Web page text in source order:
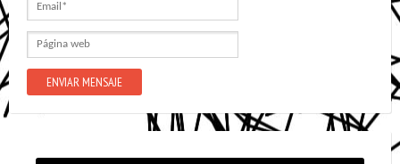
Email
Página
web